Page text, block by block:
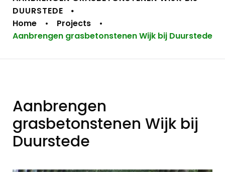
DUURSTEDE
Home
• Projects
•
Aanbrengen grasbetonstenen Wijk bij Duurstede
Aanbrengen
grasbetonstenen Wijk bij
Duurstede